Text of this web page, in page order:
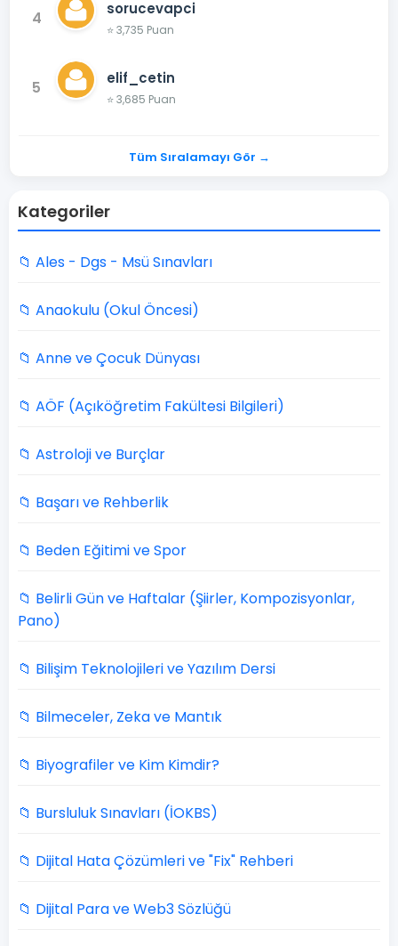
4 sorucevapci
⭐ 3,735 Puan
5 elif_cetin
⭐ 3,685 Puan
Tüm Sıralamayı Gör →
Kategoriler
📁 Ales - Dgs - Msü Sınavları
📁 Anaokulu (Okul Öncesi)
📁 Anne ve Çocuk Dünyası
📁 AÖF (Açıköğretim Fakültesi Bilgileri)
📁 Astroloji ve Burçlar
📁 Başarı ve Rehberlik
📁 Beden Eğitimi ve Spor
📁 Belirli Gün ve Haftalar (Şiirler, Kompozisyonlar,
Pano)
📁 Bilişim Teknolojileri ve Yazılım Dersi
📁 Bilmeceler, Zeka ve Mantık
📁 Biyografiler ve Kim Kimdir?
📁 Bursluluk Sınavları (İOKBS)
📁 Dijital Hata Çözümleri ve "Fix" Rehberi
📁 Dijital Para ve Web3 Sözlüğü